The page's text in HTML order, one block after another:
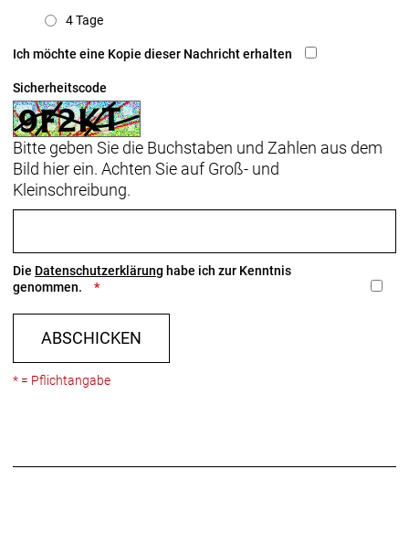
4 Tage
Ich möchte eine Kopie dieser Nachricht erhalten
Sicherheitscode
Bitte geben Sie die Buchstaben und Zahlen aus dem
Bild hier ein. Achten Sie auf Groß- und
Kleinschreibung.
Die Datenschutzerklärung habe ich zur Kenntnis
genommen.
ABSCHICKEN
* = Pflichtangabe